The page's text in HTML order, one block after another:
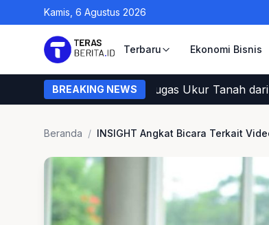
Kamis, 6 Agustus 2026
Terbaru Ekonomi Bisnis
BREAKING NEWS
Warga Memastikan Petugas Ukur Tanah dari BPN
Beranda / INSIGHT Angkat Bicara Terkait